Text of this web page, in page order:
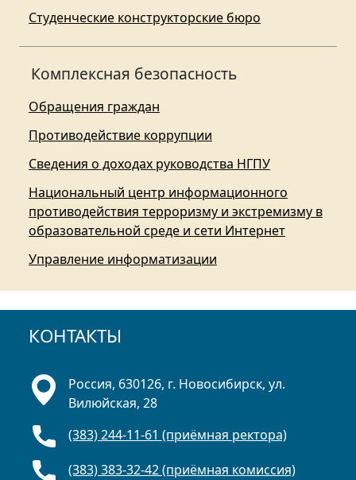
Студенческие конструкторские бюро
Комплексная безопасность
Обращения граждан
Противодействие коррупции
Сведения о доходах руководства НГПУ
Национальный центр информационного
противодействия терроризму и экстремизму в
образовательной среде и сети Интернет
Управление информатизации
КОНТАКТЫ
Россия, 630126, г. Новосибирск, ул.
Вилюйская, 28
(383) 244-11-61 (приёмная ректора)
(383) 383-32-42 (приёмная комиссия)